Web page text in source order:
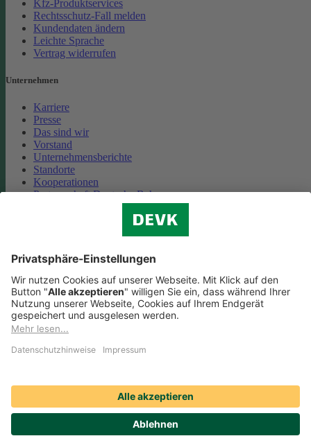
Kfz-Produktservices
Rechtsschutz-Fall melden
Kundendaten ändern
Leichte Sprache
Vertrag widerrufen
Unternehmen
Karriere
Presse
Das sind wir
Vorstand
Unternehmensberichte
Standorte
Kooperationen
Partnerschaft Deutsche Bahn
Cookie-Einstellungen
Datenschutz
Impressum
Streitbeilegung
Nutzungshinweise
Compliance
Social Media Icons sowie Verlinkungen, die mit
sind, führen auf externe Seiten. Die DEVK ist für die dortigen